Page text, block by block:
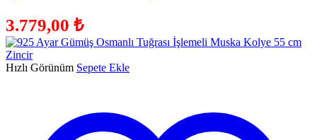
3.779,00 ₺
Hızlı Görünüm Sepete Ekle